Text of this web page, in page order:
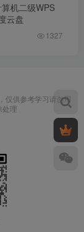
机二级WPS
云盘
1327
仅供参考学习请勿用
处理